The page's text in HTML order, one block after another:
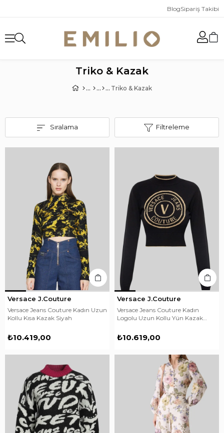
BlogSipariş Takibi
Triko & Kazak
Triko & Kazak
Filtreleme
Sıralama
Versace J.Couture
Versace Jeans Couture Kadın Uzun
Kollu Kısa Kazak Siyah
₺10.419,00
Versace J.Couture
Versace Jeans Couture Kadın
Logolu Uzun Kollu Yün Kazak
₺10.619,00